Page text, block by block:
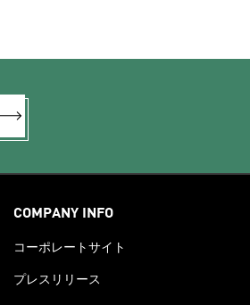
COMPANY INFO
コーポレートサイト
プレスリリース